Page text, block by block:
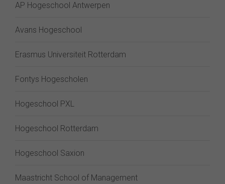
AP Hogeschool Antwerpen
Avans Hogeschool
Erasmus Universiteit Rotterdam
Fontys Hogescholen
Hogeschool PXL
Hogeschool Rotterdam
Hogeschool Saxion
Maastricht School of Management